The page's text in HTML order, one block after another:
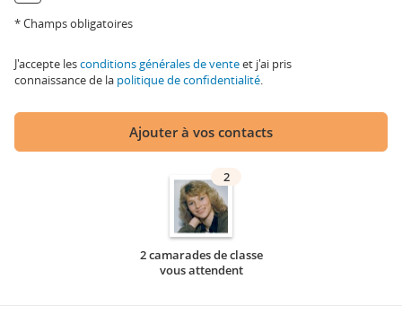
* Champs obligatoires
J'accepte lesconditions générales de venteet j'ai pris
connaissance de la politique de confidentialité.
Ajouter à vos contacts
2
2 camarades de classe
vous attendent